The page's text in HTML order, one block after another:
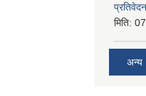
मिति:
अन्य